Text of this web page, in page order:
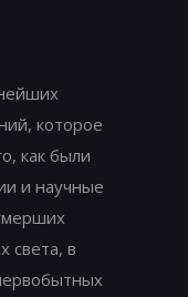
которое
как были
и научные
света, в